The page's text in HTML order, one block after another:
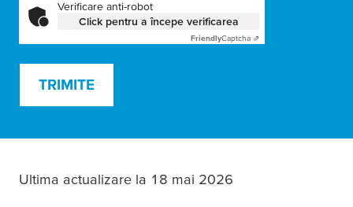
Verificare anti-robot
Click pentru a începe verificarea
FriendlyCaptcha ⇗
TRIMITE
Ultima actualizare la 18 mai 2026